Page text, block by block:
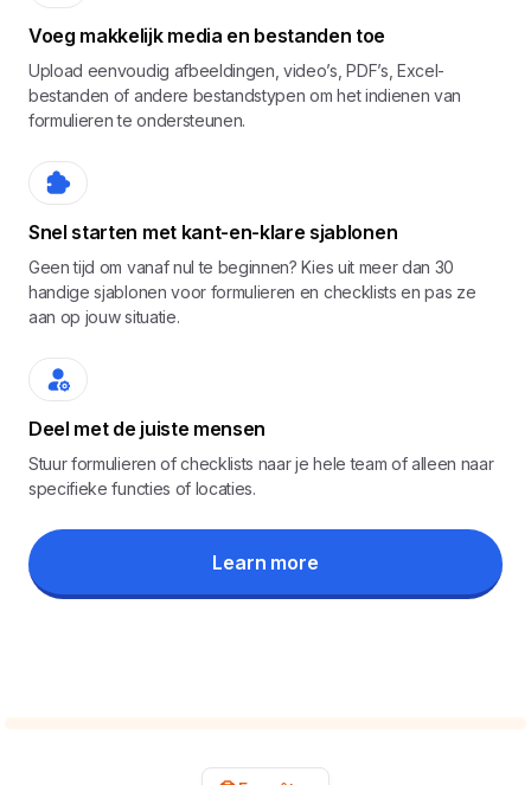
Voeg makkelijk media en bestanden toe
Upload eenvoudig afbeeldingen, video’s, PDF’s, Excel-
bestanden of andere bestandstypen om het indienen van
formulieren te ondersteunen.
Snel starten met kant-en-klare sjablonen
Geen tijd om vanaf nul te beginnen? Kies uit meer dan 30
handige sjablonen voor formulieren en checklists en pas ze
aan op jouw situatie.
Deel met de juiste mensen
Stuur formulieren of checklists naar je hele team of alleen naar
specifieke functies of locaties.
Learn more